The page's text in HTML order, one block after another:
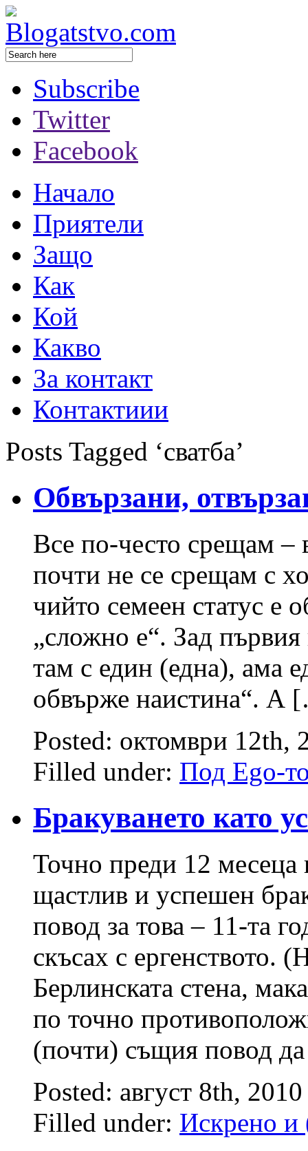
Subscribe
Twitter
Facebook
Начало
Приятели
Защо
Как
Кой
Какво
За контакт
Контактиии
Posts Tagged ‘сватба’
Обвързани,
Все по-често срещам –
почти не се срещам с
чийто семеен статус е
„сложно е“. Зад
там с един (една), ама
обвърже наистина“. А
Posted: октомври 12th,
Filled under: Под Ego-
Бракуването като
Точно преди 12 месеца
щастлив и успешен
повод за това – 11-та
скъсах с ергенството.
Берлинската стена,
по точно
(почти) същия повод
Posted: август 8th,
Filled under: Искрено и